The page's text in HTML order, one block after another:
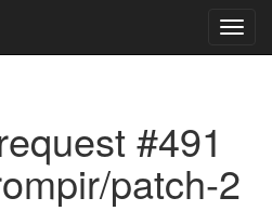
#491
patch-2